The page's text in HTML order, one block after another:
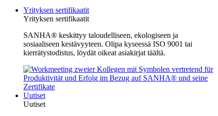
Yrityksen sertifikaatit
Yrityksen sertifikaatit
SANHA® keskittyy taloudelliseen, ekologiseen ja
sosiaaliseen kestävyyteen. Olipa kyseessä ISO 9001 tai
kierrätystodistus, löydät oikeat asiakirjat täältä.
Uutiset
Uutiset